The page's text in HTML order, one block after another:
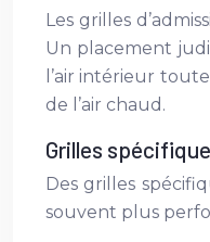
Les grilles
Un placement
l’air intérieur
de l’air chaud.
Grilles
Des grilles
souvent plus